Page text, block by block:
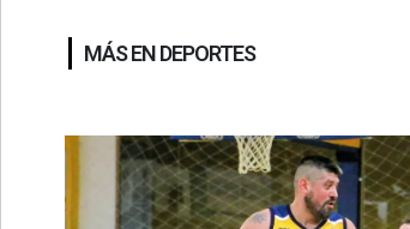
MÁS EN DEPORTES